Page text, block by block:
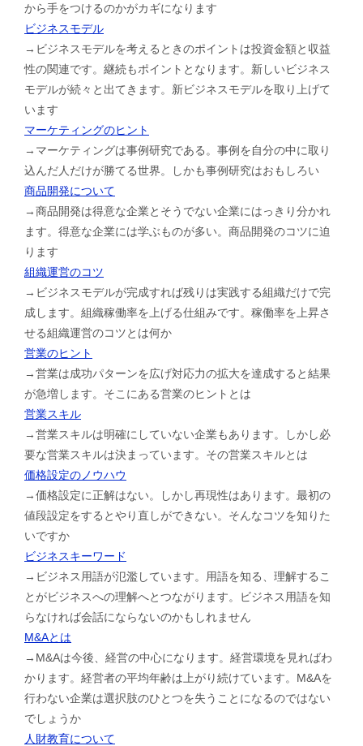
から手をつけるのかがカギになります
ビジネスモデル
→ビジネスモデルを考えるときのポイントは投資金額と収益
性の関連です。継続もポイントとなります。新しいビジネス
モデルが続々と出てきます。新ビジネスモデルを取り上げて
います
マーケティングのヒント
→マーケティングは事例研究である。事例を自分の中に取り
込んだ人だけが勝てる世界。しかも事例研究はおもしろい
商品開発について
→商品開発は得意な企業とそうでない企業にはっきり分かれ
ます。得意な企業には学ぶものが多い。商品開発のコツに迫
ります
組織運営のコツ
→ビジネスモデルが完成すれば残りは実践する組織だけで完
成します。組織稼働率を上げる仕組みです。稼働率を上昇さ
せる組織運営のコツとは何か
営業のヒント
→営業は成功パターンを広げ対応力の拡大を達成すると結果
が急増します。そこにある営業のヒントとは
営業スキル
→営業スキルは明確にしていない企業もあります。しかし必
要な営業スキルは決まっています。その営業スキルとは
価格設定のノウハウ
→価格設定に正解はない。しかし再現性はあります。最初の
値段設定をするとやり直しができない。そんなコツを知りた
いですか
ビジネスキーワード
→ビジネス用語が氾濫しています。用語を知る、理解するこ
とがビジネスへの理解へとつながります。ビジネス用語を知
らなければ会話にならないのかもしれません
M&Aとは
→M&Aは今後、経営の中心になります。経営環境を見ればわ
かります。経営者の平均年齢は上がり続けています。M&Aを
行わない企業は選択肢のひとつを失うことになるのではない
でしょうか
人財教育について